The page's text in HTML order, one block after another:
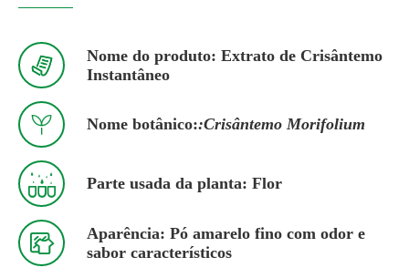

Nome do produto: Extrato de Crisântemo
Instantâneo
 Nome botânico::Crisântemo Morifolium
 Parte usada da planta: Flor

Aparência: Pó amarelo fino com odor e
sabor característicos